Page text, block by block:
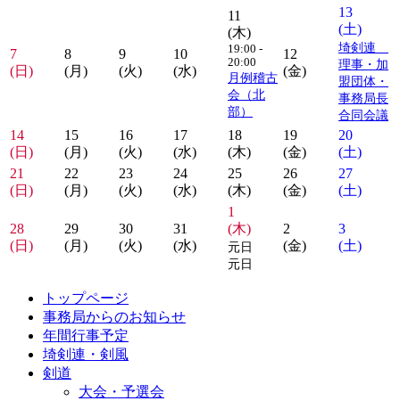
7
(日)
8
(月)
9
(火)
10
(水)
11
(木)
19:00 -
20:00
月例稽古
会（北
部）
12
(金)
13
(土)
埼剣連
理事・加
盟団体・
事務局長
合同会議
14
(日)
15
(月)
16
(火)
17
(水)
18
(木)
19
(金)
20
(土)
21
(日)
22
(月)
23
(火)
24
(水)
25
(木)
26
(金)
27
(土)
28
(日)
29
(月)
30
(火)
31
(水)
1
(木)
元日
元日
2
(金)
3
(土)
トップページ
事務局からのお知らせ
年間行事予定
埼剣連・剣風
剣道
大会・予選会